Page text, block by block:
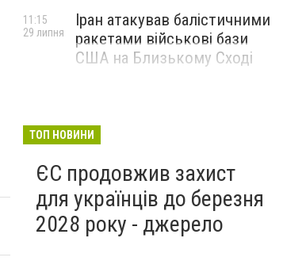
Іран атакував балістичними
ракетами військові бази
США на Близькому Сході
11:15
29 липня
ТОП НОВИНИ
ЄС продовжив захист
для українців до березня
2028 року - джерело